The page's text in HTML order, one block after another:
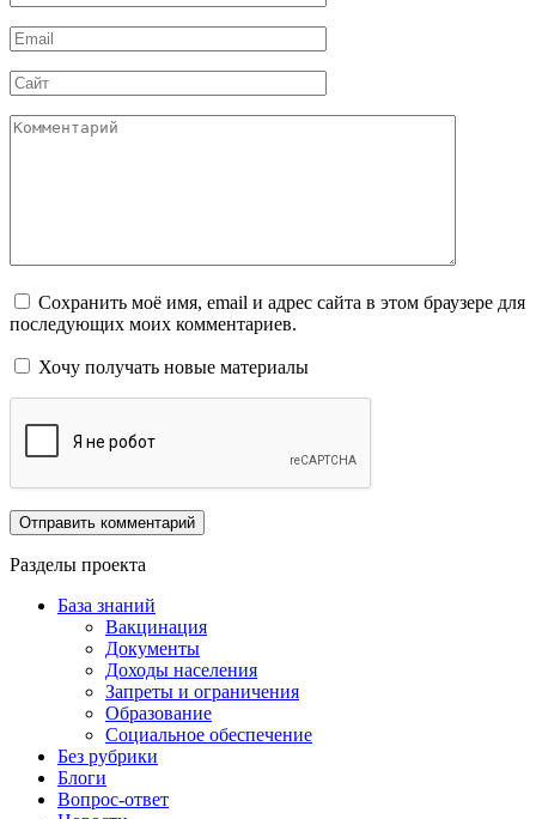
*
Email
*
Сайт
Комментарий
Сохранить моё имя, email и адрес сайта в этом браузере для
последующих моих комментариев.
Хочу получать новые материалы
Разделы проекта
База знаний
Вакцинация
Документы
Доходы населения
Запреты и ограничения
Образование
Социальное обеспечение
Без рубрики
Блоги
Вопрос-ответ